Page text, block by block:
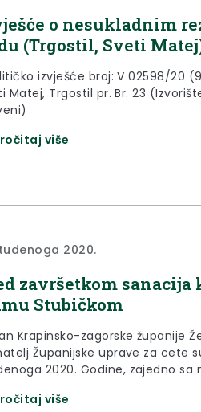
o nesukladnim
(Trgostil, Sveti
izvješće broj: V 02598/20
Matej, Trgostil pr. Br. 23
više
2020.
završetkom
Stubičkom
Krapinsko-zagorske županije
Županijske uprave za cete
2020. Godine, zajedno sa
klizišta na županicjksoj cesti
više